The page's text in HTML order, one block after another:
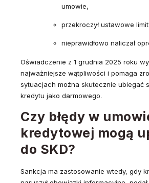
umowie,
przekroczył ustawowe
nieprawidłowo naliczał
Oświadczenie z 1 grudnia 2025 roku
najważniejsze wątpliwości i pomaga
sytuacjach można skutecznie ubiegać
kredytu jako darmowego.
Czy błędy w
kredytowej mogą
do SKD?
Sankcja ma zastosowanie wtedy, gdy